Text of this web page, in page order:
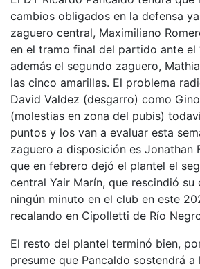
cambios obligados en la defensa
zaguero central, Maximiliano
en el tramo final del partido ante el
además el segundo zaguero,
las cinco amarillas. El problema
David Valdez (desgarro) como
(molestias en zona del pubis)
puntos y los van a evaluar esta
zaguero a disposición es Jonathan
que en febrero dejó el plantel el
central Yair Marín, que rescindió
ningún minuto en el club en este
recalando en Cipolletti de Río
El resto del plantel terminó bien,
presume que Pancaldo sostendrá